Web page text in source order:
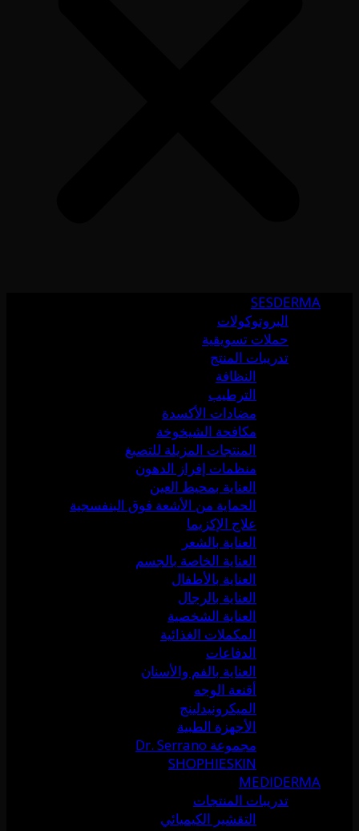
SESDERMA
البروتوكولات
حملات تسويقية
تدريبات المنتج
النظافة
الترطيب
مضادات الأكسدة
مكافحة الشيخوخة
المنتجات المزيلة للتصبغ
منظمات إفراز الدهون
العناية بمحيط العين
الحماية من الأشعة فوق البنفسجية
علاج الإكزيما
العناية بالشعر
العناية الخاصة بالجسم
العناية بالأطفال
العناية بالرجال
العناية الشخصية
المكملات الغذائية
الدفاعات
العناية بالفم والأسنان
أقنعة الوجه
الميكرونيدلينج
الأجهزة الطبية
مجموعة Dr. Serrano
SHOPHIESKIN
MEDIDERMA
تدريبات المنتجات
التقشير الكيميائي